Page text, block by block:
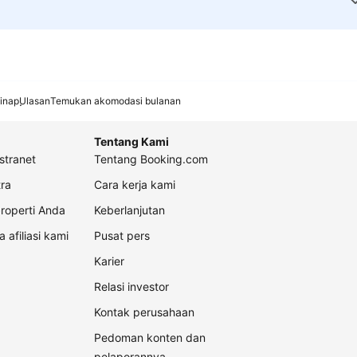
UlasanTemukan akomodasi bulanan
Anda
afiliasi kami
Tentang Kami
Tentang Booking.com
Cara kerja kami
Keberlanjutan
Pusat pers
Karier
Relasi investor
Kontak perusahaan
Pedoman konten dan